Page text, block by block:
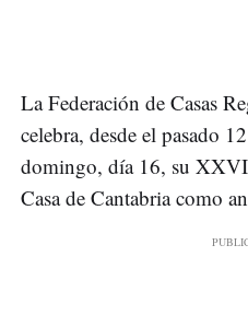
La Federación de Casas
celebra, desde el pasado
domingo, día 16, su
Casa de Cantabria como